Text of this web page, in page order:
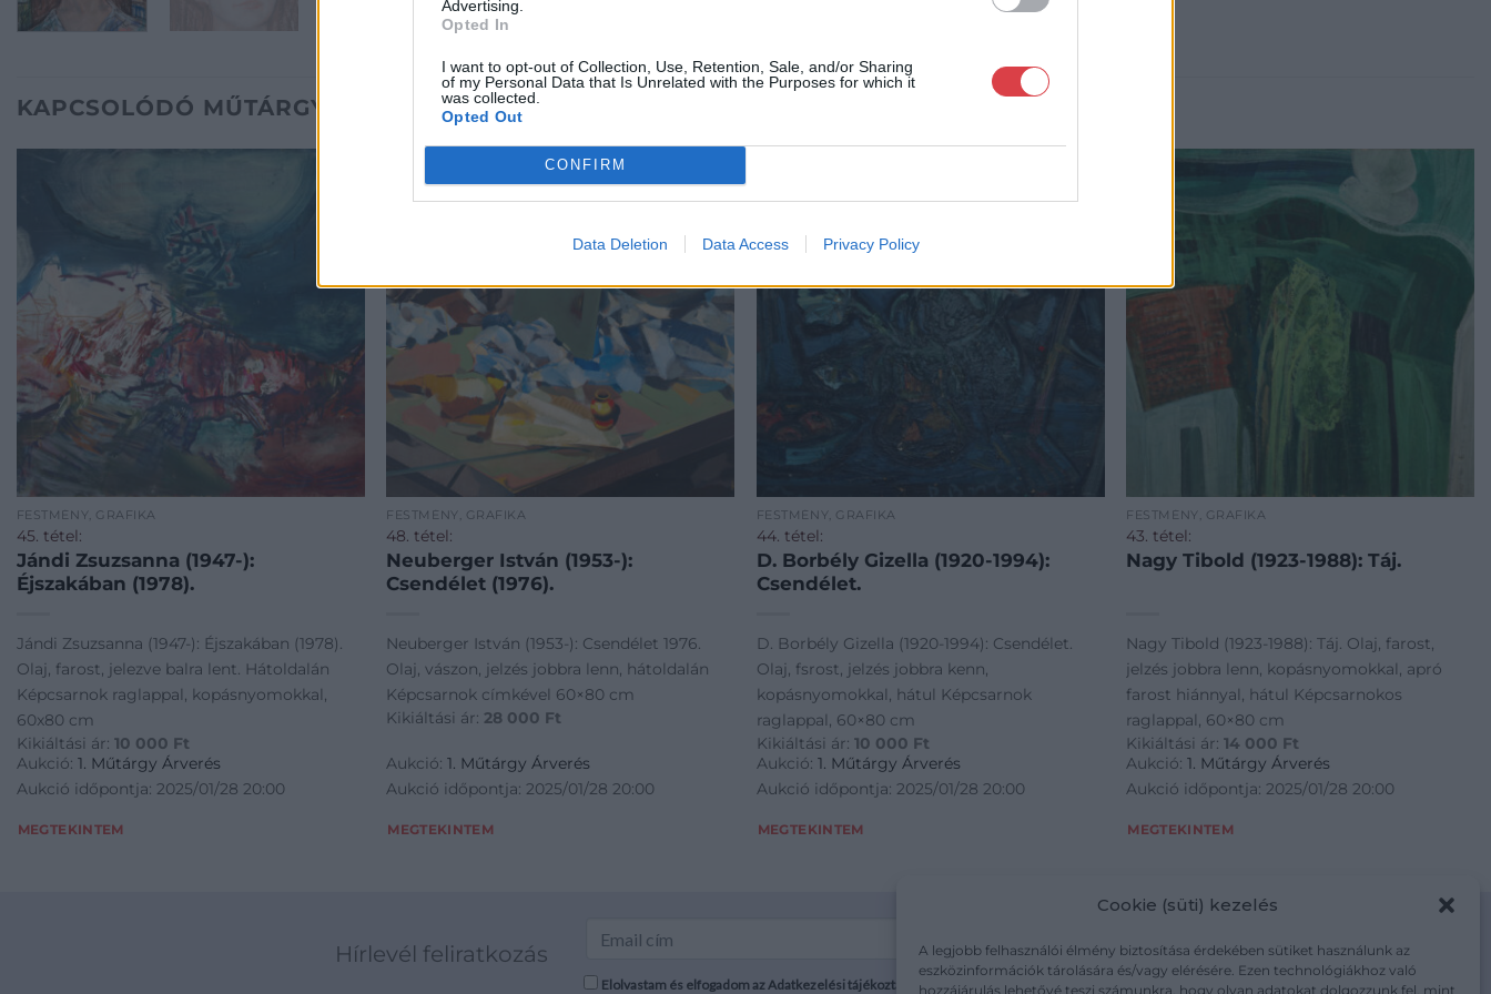
Advertising.
Opted In
I want to opt-out of Collection, Use, Retention, Sale, and/or Sharing
of my Personal Data that Is Unrelated with the Purposes for which it
was collected.
Opted Out
CONFIRM
Data Deletion Data Access Privacy Policy
Cookie (süti) kezelés
A legjobb felhasználói élmény biztosítása érdekében sütiket használunk az
eszközinformációk tárolására és/vagy elérésére. Ezen technológiákhoz való
hozzájárulás lehetővé teszi számunkra, hogy olyan adatokat dolgozzunk fel, mint
KAPCSOLÓDÓ MŰTÁRGYAK
FESTMÉNY, GRAFIKA
45. tétel:
Jándi Zsuzsanna (1947-):
Éjszakában (1978).
Jándi Zsuzsanna (1947-): Éjszakában (1978).
Olaj, farost, jelezve balra lent. Hátoldalán
Képcsarnok raglappal, kopásnyomokkal,
60x80 cm
Kikiáltási ár: 10 000 Ft
Aukció: 1. Műtárgy Árverés
Aukció időpontja: 2025/01/28 20:00
MEGTEKINTEM
FESTMÉNY, GRAFIKA
48. tétel:
Neuberger István (1953-):
Csendélet (1976).
Neuberger István (1953-): Csendélet 1976.
Olaj, vászon, jelzés jobbra lenn, hátoldalán
Képcsarnok címkével 60×80 cm
Kikiáltási ár: 28 000 Ft
Aukció:1. Műtárgy Árverés
Aukció időpontja: 2025/01/28 20:00
MEGTEKINTEM
FESTMÉNY, GRAFIKA
44. tétel:
D. Borbély Gizella (1920-1994):
Csendélet.
D. Borbély Gizella (1920-1994): Csendélet.
Olaj, fsrost, jelzés jobbra kenn,
kopásnyomokkal, hátul Képcsarnok
raglappal, 60×80 cm
Kikiáltási ár: 10 000 Ft
Aukció: 1. Műtárgy Árverés
Aukció időpontja: 2025/01/28 20:00
MEGTEKINTEM
FESTMÉNY, GRAFIKA
43. tétel:
Nagy Tibold (1923-1988): Táj.
Nagy Tibold (1923-1988): Táj. Olaj, farost,
jelzés jobbra lenn, kopásnyomokkal, apró
farost hiánnyal, hátul Képcsarnokos
raglappal, 60×80 cm
Kikiáltási ár:14 000 Ft
Aukció:1. Műtárgy Árverés
Aukció időpontja: 2025/01/28 20:00
MEGTEKINTEM
Hírlevél feliratkozás
Elolvastam és elfogadom az Adatkezelési tájékoztatót: mutargy.com/adatkezelesi-tajekoztato/